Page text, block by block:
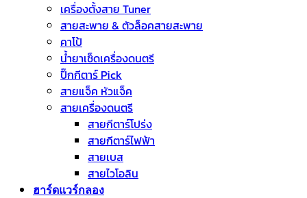
เครื่องตั้งสาย Tuner
สายสะพาย & ตัวล็อคสายสะพาย
คาโป้
น้ำยาเช็ดเครื่องดนตรี
ปิ๊กกีตาร์ Pick
สายแจ็ค หัวแจ็ค
สายเครื่องดนตรี
สายกีตาร์โปร่ง
สายกีตาร์ไฟฟ้า
สายเบส
สายไวโอลิน
ฮาร์ดแวร์กลอง